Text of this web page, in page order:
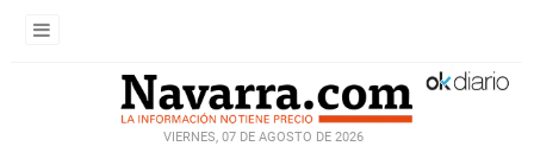
VIERNES, 07 DE AGOSTO DE 2026